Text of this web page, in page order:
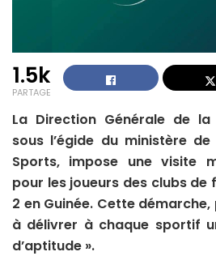
1.5k
PARTAGE
La Direction Générale de la
sous l’égide du ministère
Sports, impose une visite
pour les joueurs des clubs de
2 en Guinée. Cette
à délivrer à chaque sportif
d’aptitude ».